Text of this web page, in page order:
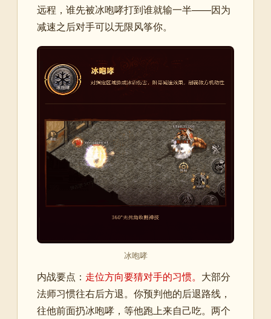
远程，谁先被冰咆哮打到谁就输一半——因为
减速之后对手可以无限风筝你。
冰咆哮
内战要点： 走位方向要猜对手的习惯。 大部分
法师习惯往右后方退。你预判他的后退路线，
往他前面扔冰咆哮，等他跑上来自己吃。两个